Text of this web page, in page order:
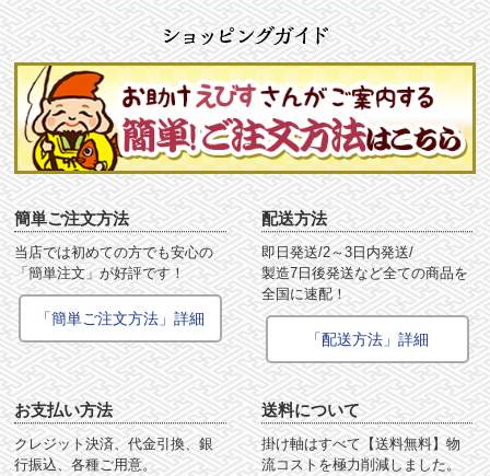
簡単ご注文方法
当店では初めての方でも安心の
「簡単注文」が好評です！
「簡単ご注文方法」詳細
配送方法
即日発送/2～3日内発送/
製造7日後発送など全ての商品を
全国に速配！
「配送方法」詳細
お支払い方法
クレジット決済、代金引換、銀
行振込、各種ご用意。
送料について
掛け軸はすべて【送料無料】物
流コストを極力削減しました。